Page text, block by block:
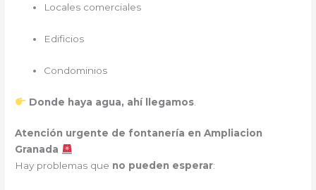
Locales comerciales
Edificios
Condominios
Donde haya agua, ahí llegamos.
Atención urgente de fontanería en Ampliacion
Granada
Hay problemas que no pueden esperar: